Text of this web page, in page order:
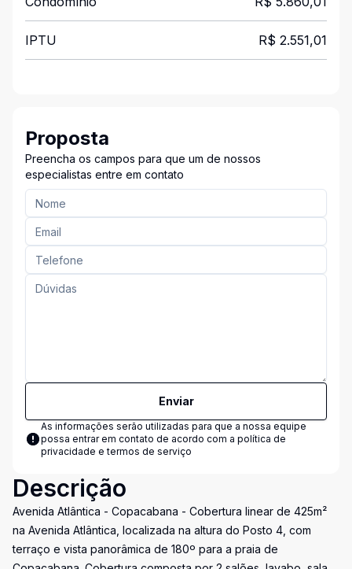
IPTU R$ 2.551,01
Proposta
Preencha os campos para que um de nossos
especialistas entre em contato
Enviar
As informações serão utilizadas para que a nossa equipe
possa entrar em contato de acordo com a política de
privacidade e termos de serviço
Descrição
Avenida Atlântica - Copacabana - Cobertura linear de 425m²
na Avenida Atlântica, localizada na altura do Posto 4, com
terraço e vista panorâmica de 180º para a praia de